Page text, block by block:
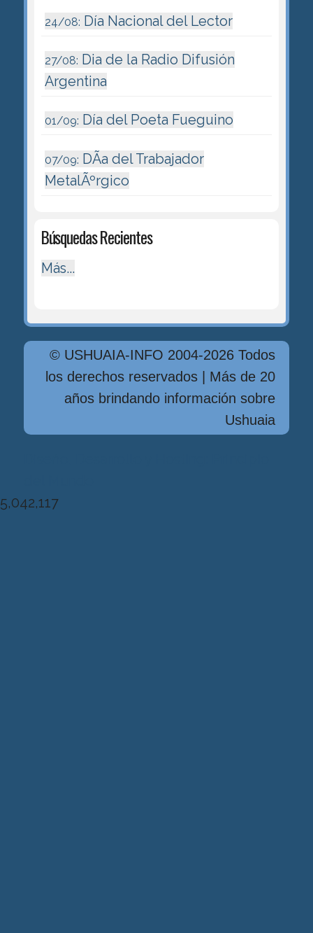
24/08: Día Nacional del Lector
27/08: Dia de la Radio Difusión
Argentina
01/09: Día del Poeta Fueguino
07/09: DÃ­a del Trabajador
MetalÃºrgico
Búsquedas Recientes
Más...
© USHUAIA-INFO 2004-2026 Todos
los derechos reservados | Más de 20
años brindando información sobre
Ushuaia
5,042,117